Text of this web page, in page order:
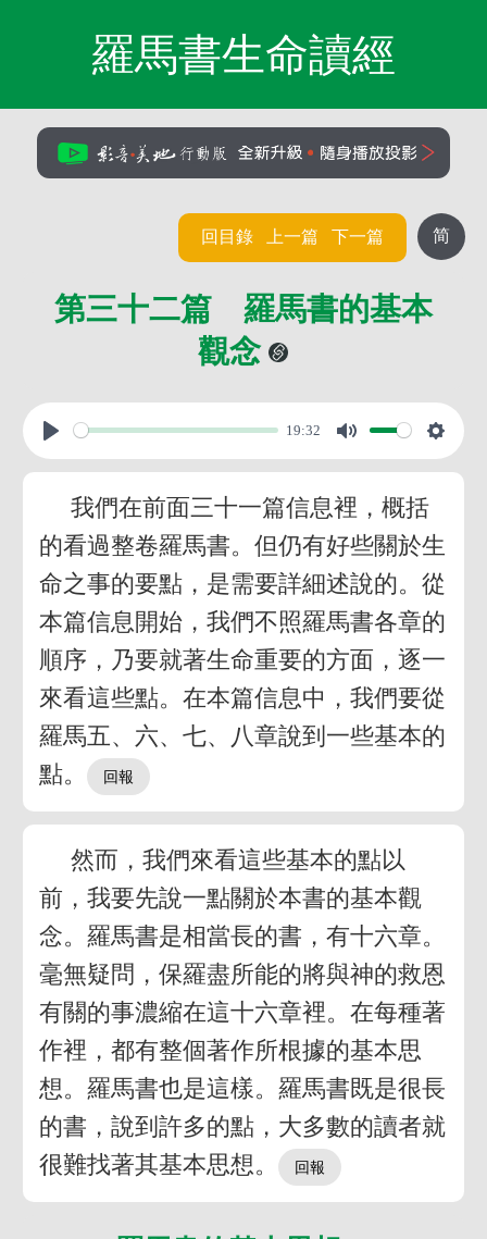
羅馬書生命讀經
简
回目錄 上一篇 下一篇
第三十二篇 羅馬書的基本
觀念
19:32
我們在前面三十一篇信息裡，概括
的看過整卷羅馬書。但仍有好些關於生
命之事的要點，是需要詳細述說的。從
本篇信息開始，我們不照羅馬書各章的
順序，乃要就著生命重要的方面，逐一
來看這些點。在本篇信息中，我們要從
羅馬五、六、七、八章說到一些基本的
點。
然而，我們來看這些基本的點以
前，我要先說一點關於本書的基本觀
念。羅馬書是相當長的書，有十六章。
毫無疑問，保羅盡所能的將與神的救恩
有關的事濃縮在這十六章裡。在每種著
作裡，都有整個著作所根據的基本思
想。羅馬書也是這樣。羅馬書既是很長
的書，說到許多的點，大多數的讀者就
很難找著其基本思想。